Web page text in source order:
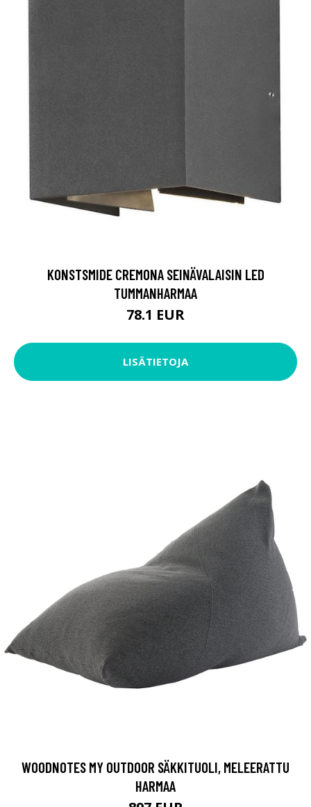
KONSTSMIDE CREMONA SEINÄVALAISIN LED
TUMMANHARMAA
78.1 EUR
LISÄTIETOJA
WOODNOTES MY OUTDOOR SÄKKITUOLI, MELEERATTU
HARMAA